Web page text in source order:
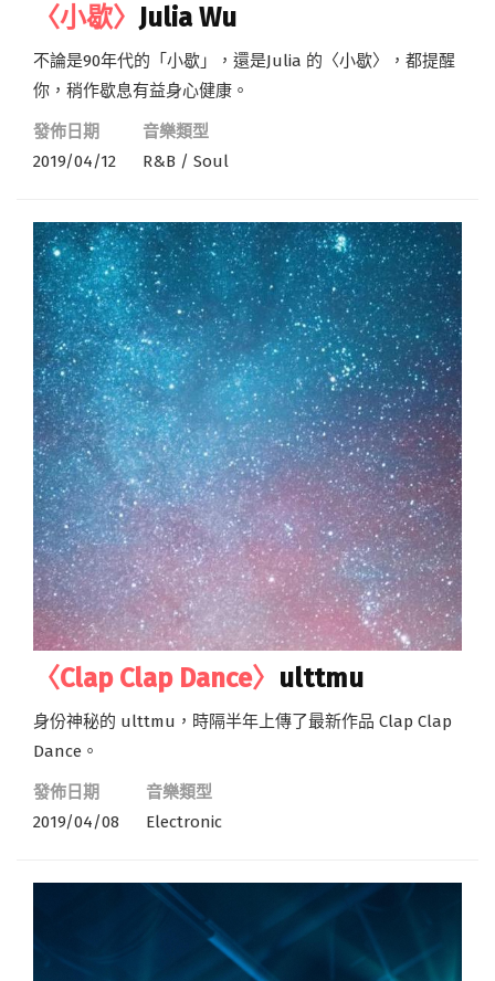
〈小歇〉 Julia Wu
不論是90年代的「小歇」，還是Julia 的〈小歇〉，都提醒
你，稍作歇息有益身心健康。
發佈日期
2019/04/12
音樂類型
R&B / Soul
〈Clap Clap Dance〉 ulttmu
身份神秘的 ulttmu，時隔半年上傳了最新作品 Clap Clap
Dance。
發佈日期
2019/04/08
音樂類型
Electronic